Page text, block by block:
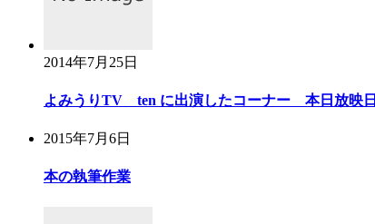
2014年7月25日
よみうりTV ten に出演したコーナー 本日放映日
2015年7月6日
本の執筆作業